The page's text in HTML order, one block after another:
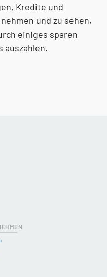
Kredite und
und zu sehen,
einiges sparen
auszahlen.